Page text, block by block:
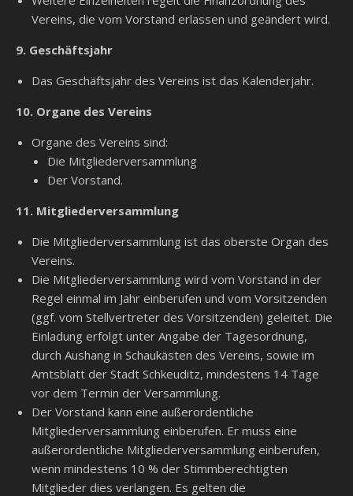
Vereins, die vom Vorstand erlassen und geändert wird.
9. Geschäftsjahr
Das Geschäftsjahr des Vereins ist das Kalenderjahr.
10. Organe des Vereins
Organe des Vereins sind:
Die Mitgliederversammlung
Der Vorstand.
11. Mitgliederversammlung
Die Mitgliederversammlung ist das oberste Organ des
Vereins.
Die Mitgliederversammlung wird vom Vorstand in der
Regel einmal im Jahr einberufen und vom Vorsitzenden
(ggf. vom Stellvertreter des Vorsitzenden) geleitet. Die
Einladung erfolgt unter Angabe der Tagesordnung,
durch Aushang in Schaukästen des Vereins, sowie im
Amtsblatt der Stadt Schkeuditz, mindestens 14 Tage
vor dem Termin der Versammlung.
Der Vorstand kann eine außerordentliche
Mitgliederversammlung einberufen. Er muss eine
außerordentliche Mitgliederversammlung einberufen,
wenn mindestens 10 % der Stimmberechtigten
Mitglieder dies verlangen. Es gelten die